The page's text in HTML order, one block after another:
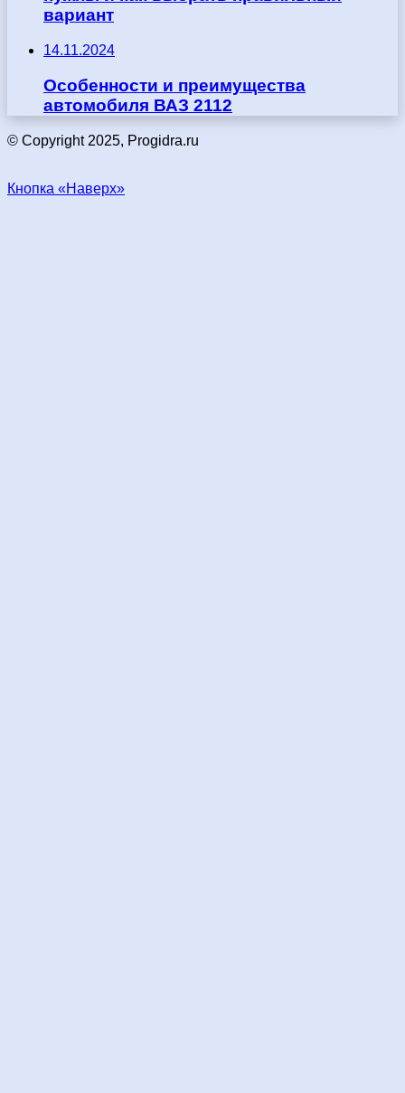
вариант
14.11.2024
Особенности и преимущества
автомобиля ВАЗ 2112
© Copyright 2025, Progidra.ru
Кнопка «Наверх»